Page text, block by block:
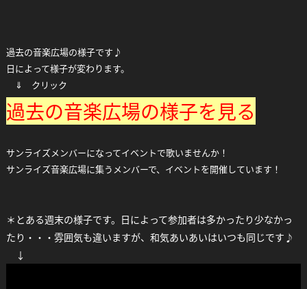
過去の音楽広場の様子です♪
日によって様子が変わります。
⇓ クリック
過去の音楽広場の様子を見る
サンライズメンバーになってイベントで歌いませんか！
サンライズ音楽広場に集うメンバーで、イベントを開催しています！
＊とある週末の様子です。日によって参加者は多かったり少なかっ
たり・・・雰囲気も違いますが、和気あいあいはいつも同じです♪
↓